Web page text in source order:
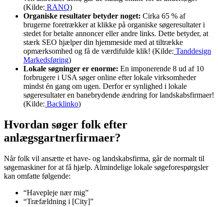
(Kilde: RANQ)
Organiske resultater betyder noget: Cirka 65 % af
brugerne foretrækker at klikke på organiske søgeresultater i
stedet for betalte annoncer eller andre links. Dette betyder, at
stærk SEO hjælper din hjemmeside med at tiltrække
opmærksomhed og få de værdifulde klik! (Kilde: Tanddesign
Markedsføring)
Lokale søgninger er enorme: En imponerende 8 ud af 10
forbrugere i USA søger online efter lokale virksomheder
mindst én gang om ugen. Derfor er synlighed i lokale
søgeresultater en banebrydende ændring for landskabsfirmaer!
(Kilde: Backlinko)
Hvordan søger folk efter
anlægsgartnerfirmaer?
Når folk vil ansætte et have- og landskabsfirma, går de normalt til
søgemaskiner for at få hjælp. Almindelige lokale søgeforespørgsler
kan omfatte følgende:
“Havepleje nær mig”
“Træfældning i [City]”